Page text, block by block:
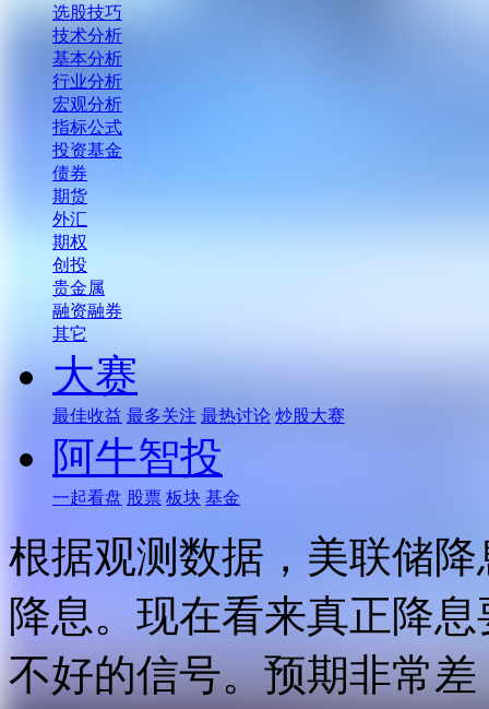
选股技巧
技术分析
基本分析
行业分析
宏观分析
指标公式
投资基金
债券
期货
外汇
期权
创投
贵金属
融资融券
其它
大赛
最佳收益 最多关注 最热讨论 炒股大赛
阿牛智投
一起看盘 股票 板块 基金
根据观测数据，美联储
降息。现在看来真正降
不好的信号。预期非常